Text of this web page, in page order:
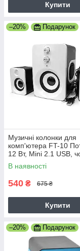
Купити
–20% Подарунок
Музичні колонки для
комп'ютера FT-10
12 Вт, Mini 2.1 USB,
білі (7960)
В наявності
540 ₴ 675 ₴
Купити
–20% Подарунок